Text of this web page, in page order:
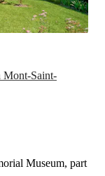
Mont-Saint-
Museum, part